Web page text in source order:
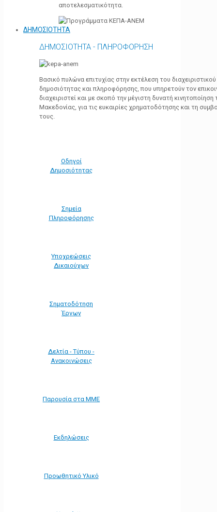
αποτελεσματικότητα.
ΔΗΜΟΣΙΟΤΗΤΑ
ΔΗΜΟΣΙΟΤΗΤΑ - ΠΛΗΡΟΦΟΡΗΣΗ
Βασικό πυλώνα επιτυχίας στην εκτέλεση του
δημοσιότητας και πληροφόρησης, που υπηρετούν τον
διαχειριστεί και με σκοπό την μέγιστη δυνατή
Μακεδονίας, για τις ευκαιρίες χρηματοδότησης και τη
τους.
Οδηγοί
Δημοσιότητας
Σημεία
Πληροφόρησης
Υποχρεώσεις
Δικαιούχων
Σηματοδότηση
Έργων
Δελτία - Τύπου -
Ανακοινώσεις
Παρουσία στα ΜΜΕ
Εκδηλώσεις
Προωθητικό Υλικό